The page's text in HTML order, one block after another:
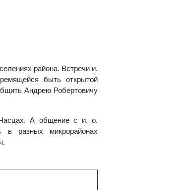
района. Встречи и.
быть открытой
Андрею Робертовичу
А общение с и. о.
в разных микрорайонах